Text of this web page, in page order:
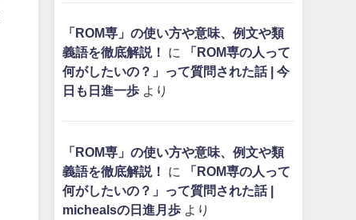
「ROM専」の使い方や意味、例文や類
義語を徹底解説！
に
「ROM専の人って
何がしたいの？」って質問された話 | 今
日も日進一歩より
「ROM専」の使い方や意味、例文や類
義語を徹底解説！
に
「ROM専の人って
何がしたいの？」って質問された話 |
michealsの日進月歩より